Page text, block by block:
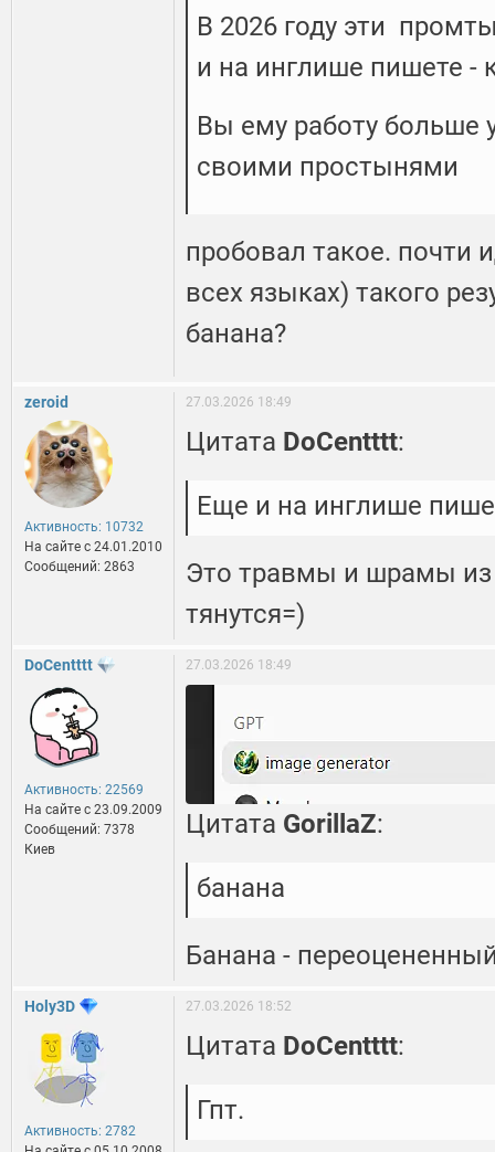
В 2026 году эти
и на инглише пишете -
Вы ему работу больше
своими простынями
пробовал такое. почти
всех языках) такого
банана?
zeroid
Активность: 10732
На сайте c 24.01.2010
Сообщений: 2863
27.03.2026 18:49
Цитата DoCentttt:
Еще и на инглише
Это травмы и шрамы
тянутся=)
DoCentttt
Активность: 22569
На сайте c 23.09.2009
Сообщений: 7378
Киев
27.03.2026 18:49
Цитата GorillaZ:
банана
Банана -
Holy3D
Активность: 2782
27.03.2026 18:52
Цитата DoCentttt:
Гпт.